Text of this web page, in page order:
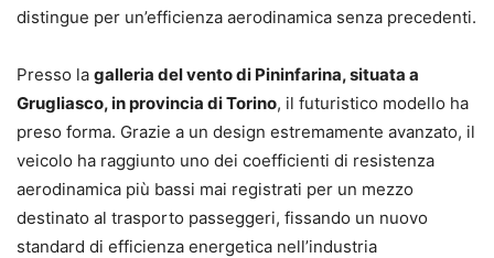
distingue per un’efficienza aerodinamica senza precedenti.
Presso la galleria del vento di Pininfarina, situata a
Grugliasco, in provincia di Torino, il futuristico modello ha
preso forma. Grazie a un design estremamente avanzato, il
veicolo ha raggiunto uno dei coefficienti di resistenza
aerodinamica più bassi mai registrati per un mezzo
destinato al trasporto passeggeri, fissando un nuovo
standard di efficienza energetica nell’industria